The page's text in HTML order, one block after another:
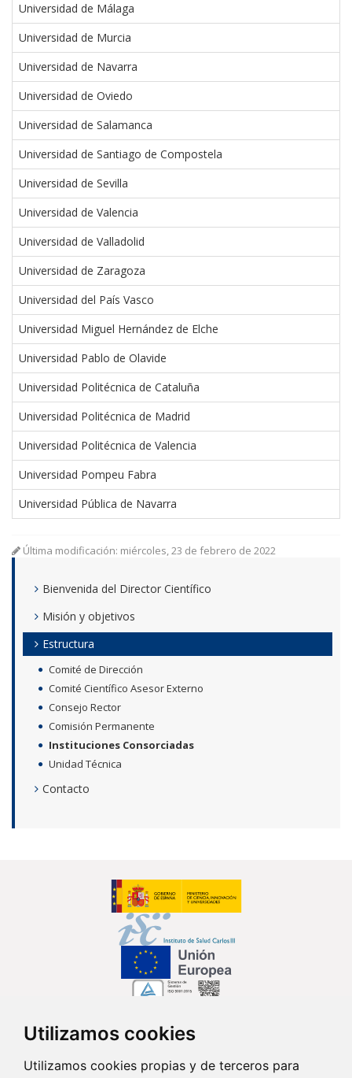
Utilizamos cookies
Utilizamos cookies propias y de terceros para
Universidad de Málaga
Universidad de Murcia
Universidad de Navarra
Universidad de Oviedo
Universidad de Salamanca
Universidad de Santiago de Compostela
Universidad de Sevilla
Universidad de Valencia
Universidad de Valladolid
Universidad de Zaragoza
Universidad del País Vasco
Universidad Miguel Hernández de Elche
Universidad Pablo de Olavide
Universidad Politécnica de Cataluña
Universidad Politécnica de Madrid
Universidad Politécnica de Valencia
Universidad Pompeu Fabra
Universidad Pública de Navarra
Última modificación: miércoles, 23 de febrero de 2022
Bienvenida del Director Científico
Misión y objetivos
Estructura
Comité de Dirección
Comité Científico Asesor Externo
Consejo Rector
Comisión Permanente
Instituciones Consorciadas
Unidad Técnica
Contacto
Síguenos en...